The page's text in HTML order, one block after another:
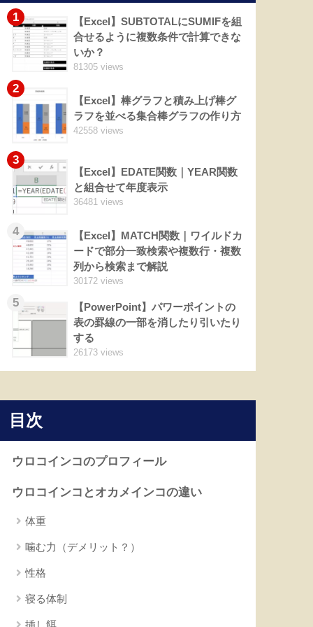
1
【Excel】SUBTOTALにSUMIFを組
合せるように複数条件で計算できな
いか？
81305 views
2
【Excel】棒グラフと積み上げ棒グ
ラフを並べる集合棒グラフの作り方
42558 views
3
【Excel】EDATE関数｜YEAR関数
と組合せて年度表示
36481 views
4
【Excel】MATCH関数｜ワイルドカ
ードで部分一致検索や複数行・複数
列から検索まで解説
30172 views
5
【PowerPoint】パワーポイントの
表の罫線の一部を消したり引いたり
する
26173 views
目次
ウロコインコのプロフィール
ウロコインコとオカメインコの違い
体重
噛む力（デメリット？）
性格
寝る体制
挿し餌